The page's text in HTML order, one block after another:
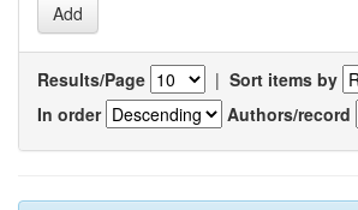
Results/Page | Sort items by
In order
Authors/record